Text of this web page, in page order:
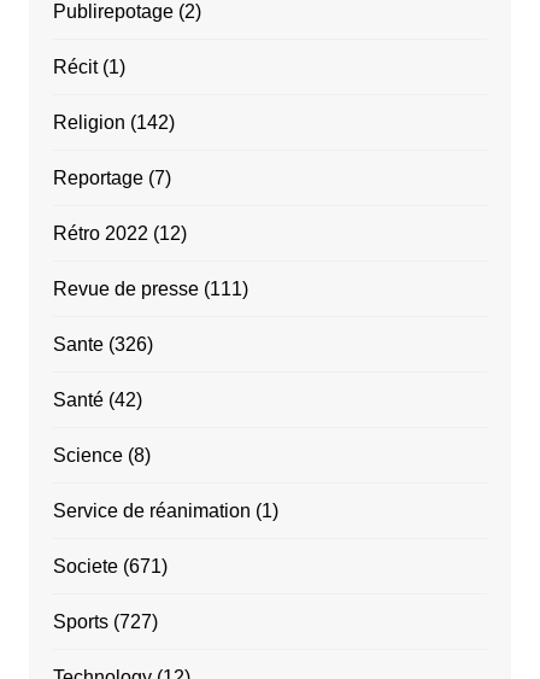
Publirepotage(2)
Récit(1)
Religion (142)
Reportage(7)
Rétro 2022 (12)
Revue de presse(111)
Sante(326)
Santé(42)
Science(8)
Service de réanimation (1)
Societe(671)
Sports(727)